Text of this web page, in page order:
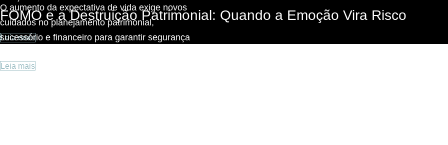
O aumento da expectativa de vida exige novos
cuidados no planejamento patrimonial,
sucessório e financeiro para garantir segurança
Leia mais
FOMO e a Destruição Patrimonial: Quando a Emoção Vira Risco
Leia mais